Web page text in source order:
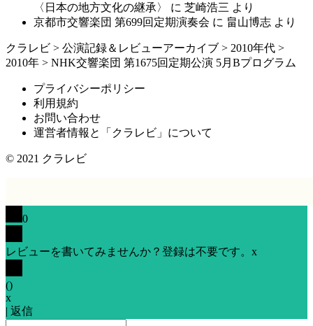
〈日本の地方文化の継承〉
に 芝崎浩三 より
京都市交響楽団 第699回定期演奏会 に 畠山博志 より
クラレビ > 公演記録＆レビューアーカイブ > 2010年代 >
2010年 > NHK交響楽団 第1675回定期公演 5月Bプログラム
プライバシーポリシー
利用規約
お問い合わせ
運営者情報と「クラレビ」について
© 2021 クラレビ
0
レビューを書いてみませんか？登録は不要です。 x
()
x
| 返信